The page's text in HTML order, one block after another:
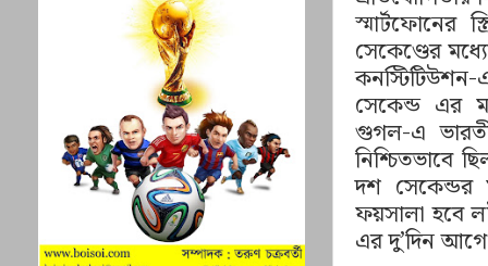
স্মার্টফোনের
সেকেণ্ডের
সেকেন্ড এর
গুগল-এ
নিশ্চিতভাবে
দশ সেকেন্ডর
ফয়সালা হবে
এর দু’দিন